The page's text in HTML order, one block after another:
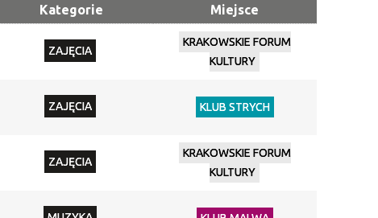
Kategoria
Trwające w
Organizator
Kategorie Miejsce
ZAJĘCIA
KRAKOWSKIE FORUM
KULTURY
ZAJĘCIA KLUB STRYCH
ZAJĘCIA
KRAKOWSKIE FORUM
KULTURY